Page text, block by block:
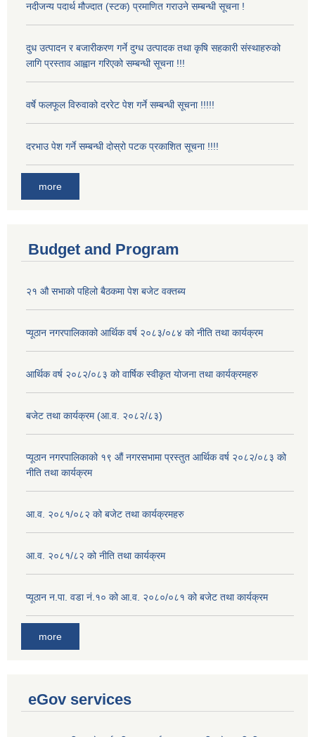
नदीजन्य पदार्थ मौज्दात (स्टक) प्रमाणित गराउने सम्बन्धी सूचना !
दुध उत्पादन र बजारीकरण गर्ने दुग्ध उत्पादक तथा कृषि सहकारी संस्थाहरुको
लागि प्रस्ताव आह्वान गरिएको सम्बन्धी सूचना !!!
वर्षे फलफूल विरुवाको दररेट पेश गर्ने सम्बन्धी सूचना !!!!!
दरभाउ पेश गर्ने सम्बन्धी दोस्रो पटक प्रकाशित सूचना !!!!
more
Budget and Program
२१ औ सभाको पहिलो बैठकमा पेश बजेट वक्तब्य
प्यूठान नगरपालिकाको आर्थिक वर्ष २०८३/०८४ को नीति तथा कार्यक्रम
आर्थिक वर्ष २०८२/०८३ को वार्षिक स्वीकृत योजना तथा कार्यक्रमहरु
बजेट तथा कार्यक्रम (आ.व. २०८२/८३)
प्यूठान नगरपालिकाको १९ औं नगरसभामा प्रस्तुत आर्थिक वर्ष २०८२/०८३ को
नीति तथा कार्यक्रम
आ.व. २०८१/०८२ को बजेट तथा कार्यक्रमहरु
आ.व. २०८१/८२ को नीति तथा कार्यक्रम
प्यूठान न.पा. वडा नं.१० को आ.व. २०८०/०८१ को बजेट तथा कार्यक्रम
more
eGov services